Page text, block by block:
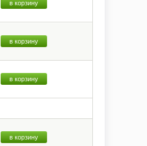
в корзину
в корзину
в корзину
в корзину